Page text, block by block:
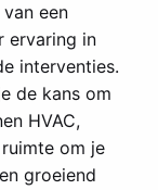
een
ervaring in
interventies.
de kans om
HVAC,
om je
groeiend